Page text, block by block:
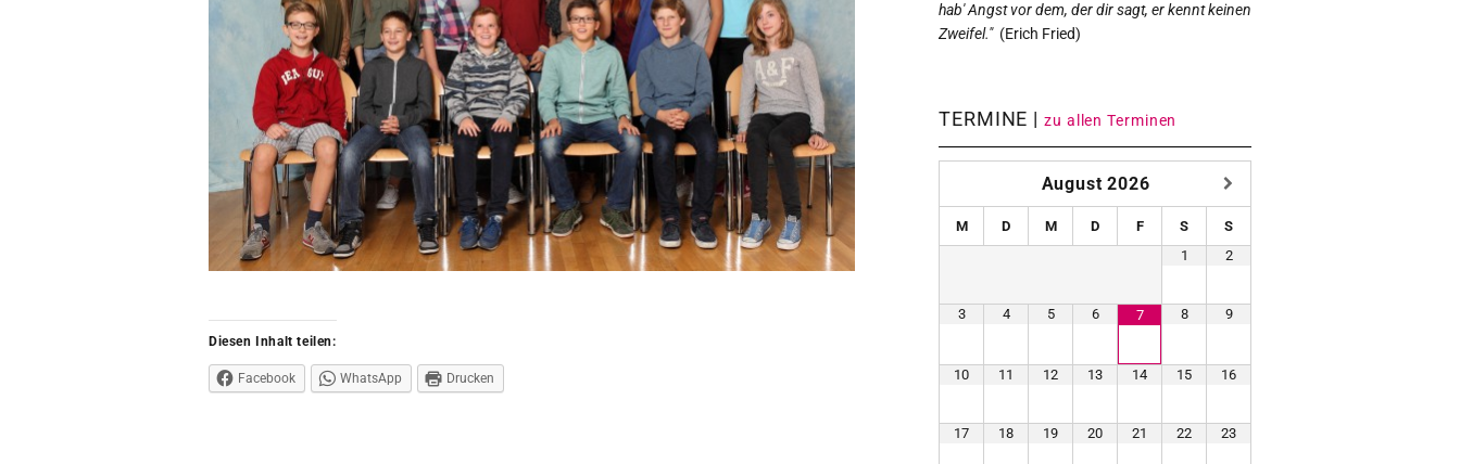
Diesen Inhalt teilen:
Facebook WhatsApp Drucken
hab' Angst vor dem, der dir sagt, er kennt keinen
Zweifel."(Erich Fried)
TERMINE | zu allen Terminen
August 2026
M D M D F S
S
1
2
3 4 5 6 7 8 9
10 11 12 13 14 15 16
17 18 19 20 21 22 23